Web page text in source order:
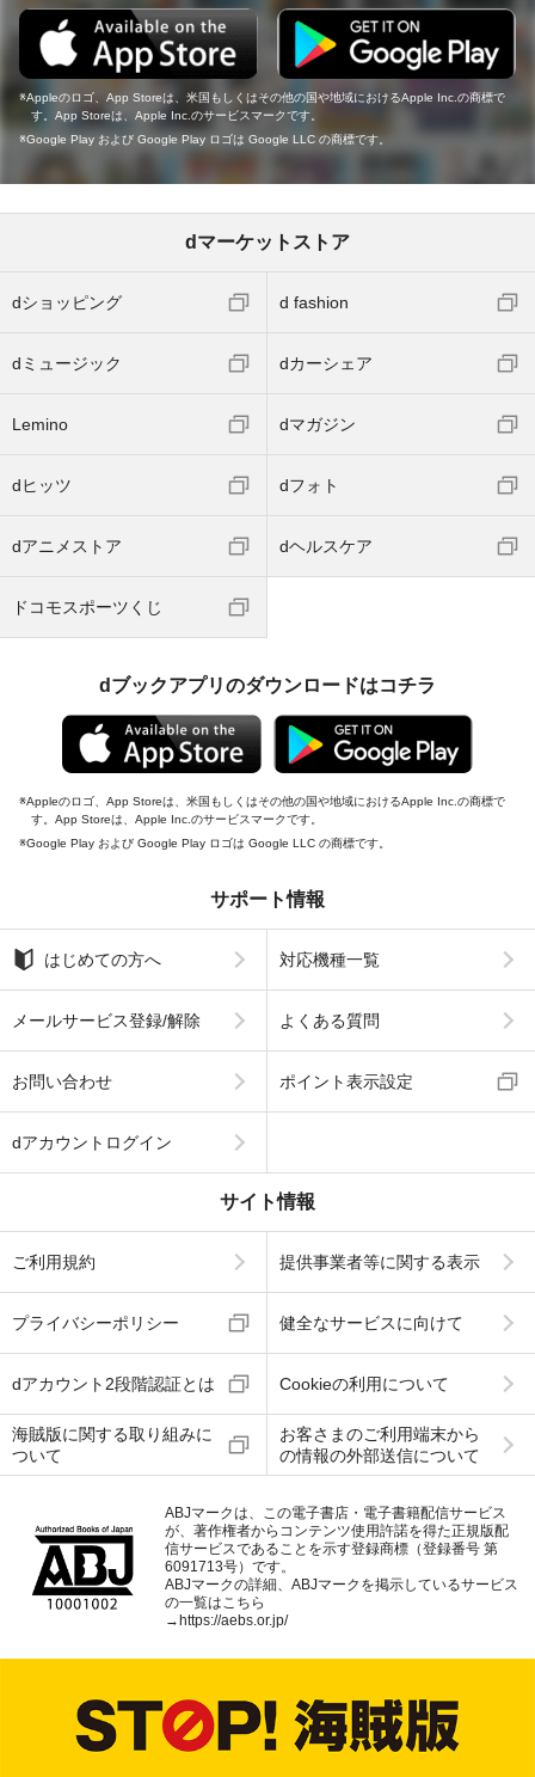
Appleのロゴ、App Storeは、米国もしくはその他の国や地域におけるApple Inc.の商標で
す。App Storeは、Apple Inc.のサービスマークです。
Google Play および Google Play ロゴは Google LLC の商標です。
dマーケットストア
dショッピング d fashion
dミュージック dカーシェア
Lemino dマガジン
dヒッツ dフォト
dアニメストア dヘルスケア
ドコモスポーツくじ
dブックアプリのダウンロードはコチラ
Appleのロゴ、App Storeは、米国もしくはその他の国や地域におけるApple Inc.の商標で
す。App Storeは、Apple Inc.のサービスマークです。
Google Play および Google Play ロゴは Google LLC の商標です。
サポート情報
はじめての方へ 対応機種一覧
メールサービス登録/解除 よくある質問
お問い合わせ ポイント表示設定
dアカウントログイン
サイト情報
ご利用規約 提供事業者等に関する表示
プライバシーポリシー 健全なサービスに向けて
dアカウント2段階認証とは Cookieの利用について
海賊版に関する取り組みに
ついて
お客さまのご利用端末から
の情報の外部送信について
ABJマークは、この電子書店・電子書籍配信サービス
が、著作権者からコンテンツ使用許諾を得た正規版配
信サービスであることを示す登録商標（登録番号 第
6091713号）です。
ABJマークの詳細、ABJマークを掲示しているサービス
の一覧はこちら
→ https://aebs.or.jp/